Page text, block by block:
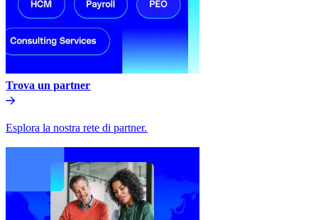
Trova un partner​​
Esplora la nostra rete di partner.​​